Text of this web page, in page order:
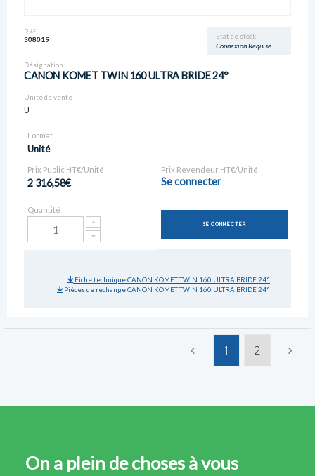
Etat de stock
Connexion Requise
Réf
308019
Désignation
CANON KOMET TWIN 160 ULTRA BRIDE 24°
Unité de vente
U
Format
Unité
Prix Public HT€/Unité
2 316,58€
Prix Revendeur HT€/Unité
Se connecter
Quantité
SE CONNECTER
Fiche technique CANON KOMET TWIN 160 ULTRA BRIDE 24°
Pièces de rechange CANON KOMET TWIN 160 ULTRA BRIDE 24°
1 2
On a plein de choses à vous